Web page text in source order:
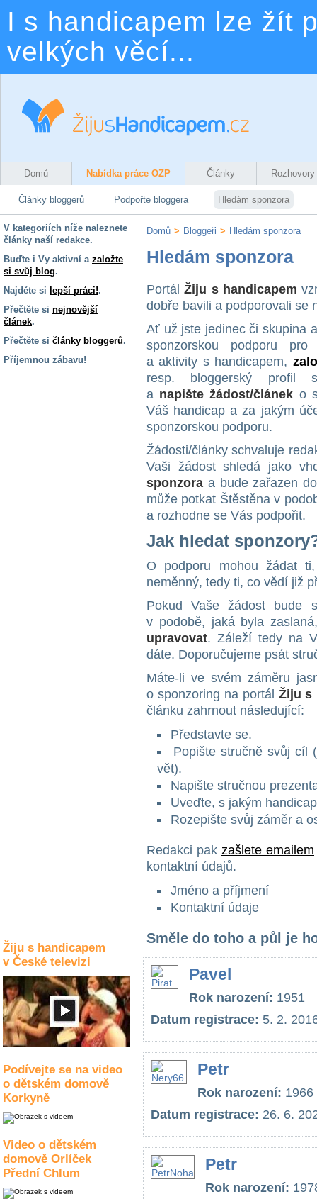
I s handicapem lze žít
velkých věcí...
Domů Nabídka práce OZP Články Rozhovory
Články bloggerů Podpořte bloggera Hledám sponzora
V kategoriích níže naleznete
články naší redakce.
Buďte i Vy aktivní a založte
si svůj blog.
Najděte si lepší práci!.
Přečtěte si nejnovější
článek.
Přečtěte si články bloggerů.
Příjemnou zábavu!
Žiju s handicapem
v České televizi
Podívejte se na video
o dětském domově
Korkyně
Video o dětském
domově Orlíček
Přední Chlum
Domů > Bloggeři > Hledám sponzora
Hledám sponzora
PortálŽiju s handicapem
dobře bavili a podporovali se
Ať už jste jedinec či skupina
sponzorskou podporu
a aktivity s handicapem,
resp. bloggerský profil
a napište žádost/článek o
Váš handicap a za jakým
sponzorskou podporu.
Žádosti/články schvaluje
Vaši žádost shledá jako
sponzora a bude zařazen
může potkat Štěstěna v
a rozhodne se Vás podpořit.
Jak hledat
O podporu mohou žádat
neměnný, tedy ti, co vědí již
Pokud Vaše žádost bude
v podobě, jaká byla
upravovat. Záleží tedy na
dáte. Doporučujeme psát
Máte-li ve svém záměru
o sponzoring na portál Žiju s
článku zahrnout následující:
Představte se.
Popište stručně svůj cíl
vět).
Napište stručnou
Uveďte, s jakým
Rozepište svůj záměr a
Redakci pak zašlete emailem
kontaktní údajů.
Jméno a příjmení
Kontaktní údaje
Směle do toho a půl je
Pavel
Rok narození: 1951
Datum registrace: 5. 2.
Petr
Rok narození: 1966
Datum registrace: 26. 6.
Petr
Rok narození: